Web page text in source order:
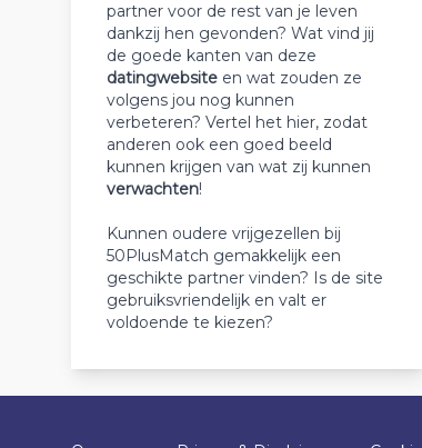
partner voor de rest van je leven
dankzij hen gevonden? Wat vind jij
de goede kanten van deze
datingwebsite en wat zouden ze
volgens jou nog kunnen
verbeteren? Vertel het hier, zodat
anderen ook een goed beeld
kunnen krijgen van wat zij kunnen
verwachten!
Kunnen oudere vrijgezellen bij
50PlusMatch gemakkelijk een
geschikte partner vinden? Is de site
gebruiksvriendelijk en valt er
voldoende te kiezen?